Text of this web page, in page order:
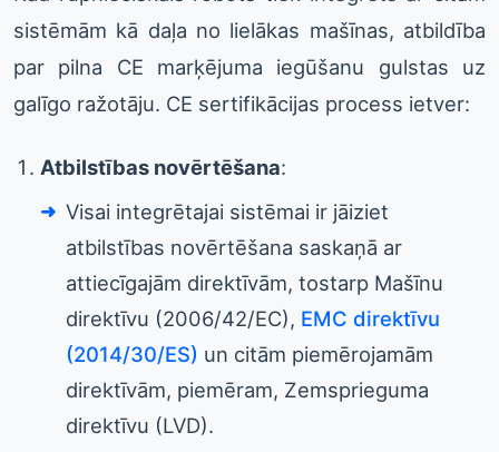
sistēmām kā daļa no lielākas mašīnas, atbildība
par pilna CE marķējuma iegūšanu gulstas uz
galīgo ražotāju. CE sertifikācijas process ietver:
Atbilstības novērtēšana:
Visai integrētajai sistēmai ir jāiziet
atbilstības novērtēšana saskaņā ar
attiecīgajām direktīvām, tostarp Mašīnu
direktīvu (2006/42/EC), EMC direktīvu
(2014/30/ES) un citām piemērojamām
direktīvām, piemēram, Zemsprieguma
direktīvu (LVD).